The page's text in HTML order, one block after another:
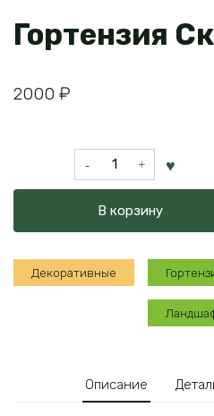
Гортензия
2000 ₽
Количество
товара
Скайфол
В корзину
Декоративные
Описание